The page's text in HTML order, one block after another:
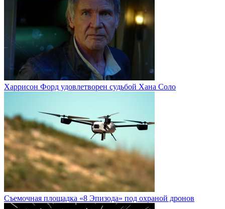
Харрисон Форд удовлетворен судьбой Хана Соло
Cъемочная площадка «8 Эпизода» под охраной дронов